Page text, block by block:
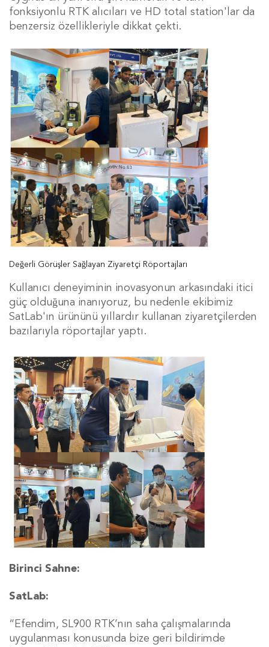
fonksiyonlu RTK alıcıları ve HD total station'lar da
benzersiz özellikleriyle dikkat çekti.
Değerli Görüşler Sağlayan Ziyaretçi Röportajları
Kullanıcı deneyiminin inovasyonun arkasındaki itici
güç olduğuna inanıyoruz, bu nedenle ekibimiz
SatLab'ın ürününü yıllardır kullanan ziyaretçilerden
bazılarıyla röportajlar yaptı.
Birinci Sahne:
SatLab:
“Efendim, SL900 RTK’nın saha çalışmalarında
uygulanması konusunda bize geri bildirimde